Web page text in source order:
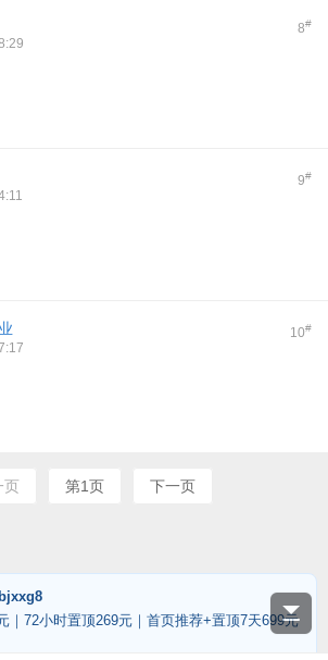
8#
9#
10#
页 第1页 下一页
bjxxg8
｜72小时置顶269元｜首页推荐+置顶7天699元